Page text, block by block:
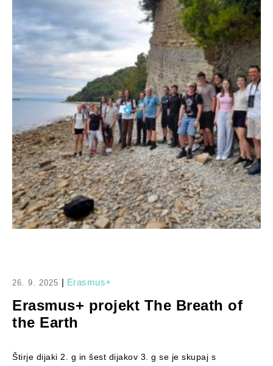
26. 9. 2025 | Erasmus+
Erasmus+ projekt The Breath of
the Earth
Štirje dijaki 2. g in šest dijakov 3. g se je skupaj s